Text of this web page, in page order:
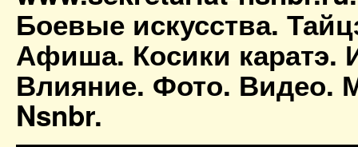
Боевые искусства.
Афиша. Косики каратэ.
Влияние. Фото. Видео.
Nsnbr.